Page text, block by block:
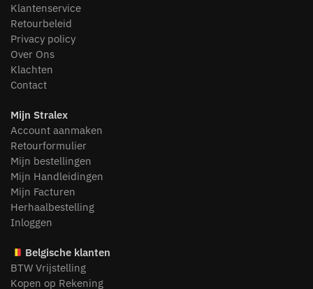
Klantenservice
Retourbeleid
Privacy policy
Over Ons
Klachten
Contact
Mijn Stralex
Account aanmaken
Retourformulier
Mijn bestellingen
Mijn Handleidingen
Mijn Facturen
Herhaalbestelling
Inloggen
Belgische klanten
BTW Vrijstelling
Kopen op Rekening